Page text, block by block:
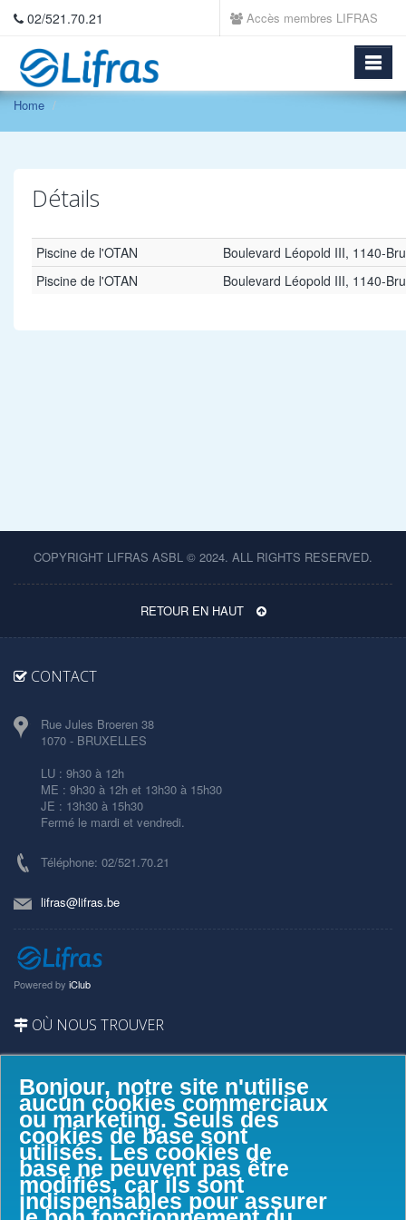
Bonjour, notre site n'utilise
aucun cookies commerciaux
ou marketing. Seuls des
cookies de base sont
utilisés. Les cookies de
base ne peuvent pas être
modifiés, car ils sont
indispensables pour assurer
02/521.70.21 Accès membres LIFRAS
Home
Détails
Piscine de l'OTAN
Boulevard Léopold III, 1140-
Piscine de l'OTAN
Boulevard Léopold III, 1140-
COPYRIGHT LIFRAS ASBL © 2024. ALL RIGHTS RESERVED.
RETOUR EN HAUT
CONTACT
Rue Jules Broeren 38
1070 - BRUXELLES
LU : 9h30 à 12h
ME : 9h30 à 12h et 13h30 à 15h30
JE : 13h30 à 15h30
Fermé le mardi et vendredi.
Téléphone: 02/521.70.21
lifras@lifras.be
Powered by iClub
OÙ NOUS TROUVER